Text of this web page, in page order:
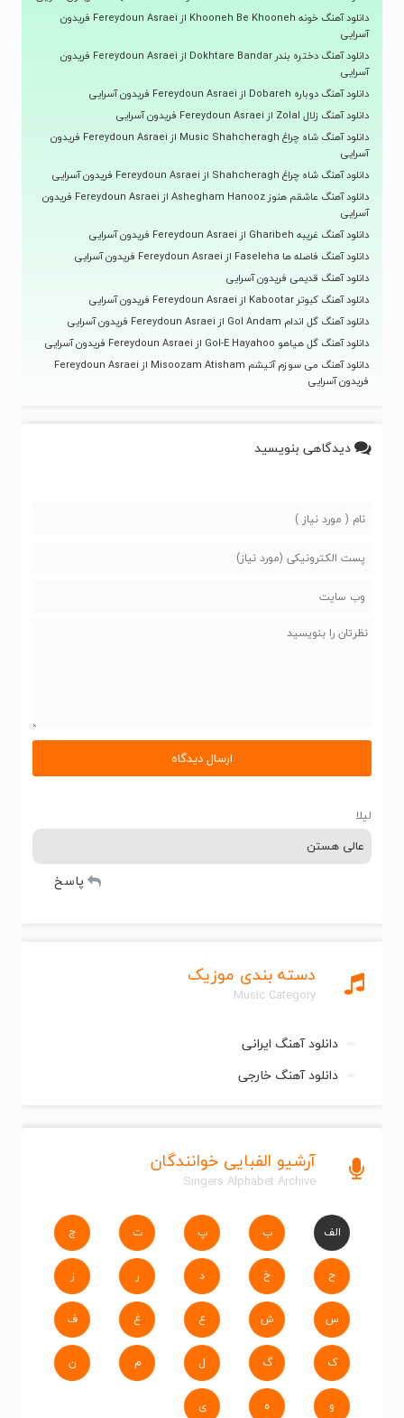
دسته بندی موزیک
Music Category
دانلود آهنگ ایرانی
دانلود آهنگ خارجی
آرشیو الفبایی خوانندگان
Singers Alphabet Archive
الف ب پ ت ج
ح خ د ر ز
س ش ع غ ف
ک گ ل م ن
و ه ی
دانلود آهنگ خونه Khooneh Be Khooneh از Fereydoun Asraei فریدون
آسرایی
دانلود آهنگ دختره بندر Dokhtare Bandar از Fereydoun Asraei فریدون
آسرایی
دانلود آهنگ دوباره Dobareh از Fereydoun Asraei فریدون آسرایی
دانلود آهنگ زلال Zolal از Fereydoun Asraei فریدون آسرایی
دانلود آهنگ شاه چراغ Music Shahcheragh از Fereydoun Asraei فریدون
آسرایی
دانلود آهنگ شاه چراغ Shahcheragh از Fereydoun Asraei فریدون آسرایی
دانلود آهنگ عاشقم هنوز Ashegham Hanooz از Fereydoun Asraei فریدون
آسرایی
دانلود آهنگ غریبه Gharibeh از Fereydoun Asraei فریدون آسرایی
دانلود آهنگ فاصله ها Faseleha از Fereydoun Asraei فریدون آسرایی
دانلود آهنگ قدیمی فریدون آسرایی
دانلود آهنگ کبوتر Kabootar از Fereydoun Asraei فریدون آسرایی
دانلود آهنگ گل اندام Gol Andam از Fereydoun Asraei فریدون آسرایی
دانلود آهنگ گل هیاهو Gol-E Hayahoo از Fereydoun Asraei فریدون آسرایی
دانلود آهنگ می سوزم آتیشم Misoozam Atisham از Fereydoun Asraei
فریدون آسرایی
دیدگاهی بنویسید
لیلا
عالی هستن
پاسخ